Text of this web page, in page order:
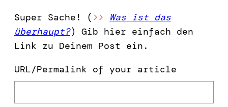
Super Sache! ( >>
Was ist das
überhaupt?) Gib hier einfach den
Link zu Deinem Post ein.
URL/Permalink of your article